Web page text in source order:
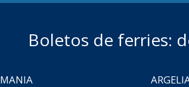
Boletos de ferries: